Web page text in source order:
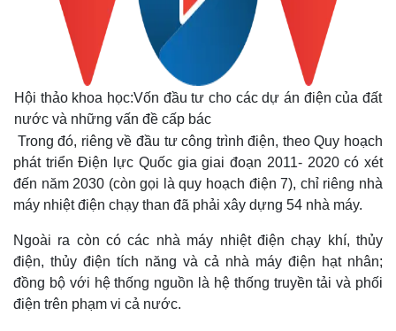
Hội thảo khoa học:Vốn đầu tư cho các dự án điện của đất
nước và những vấn đề cấp bác
Trong đó, riêng về đầu tư công trình điện, theo Quy hoạch
phát triển Điện lực Quốc gia giai đoạn 2011- 2020 có xét
đến năm 2030 (còn gọi là quy hoạch điện 7), chỉ riêng nhà
máy nhiệt điện chạy than đã phải xây dựng 54 nhà máy.
Ngoài ra còn có các nhà máy nhiệt điện chạy khí, thủy
điện, thủy điện tích năng và cả nhà máy điện hạt nhân;
đồng bộ với hệ thống nguồn là hệ thống truyền tải và phối
điện trên phạm vi cả nước.